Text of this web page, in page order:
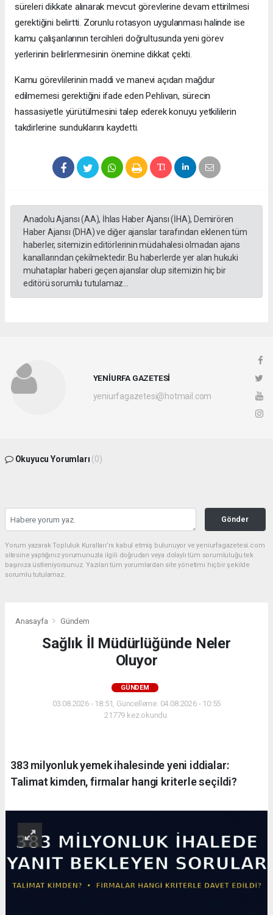
süreleri dikkate alınarak mevcut görevlerine devam ettirilmesi
gerektiğini belirtti. Zorunlu rotasyon uygulanması halinde ise
kamu çalışanlarının tercihleri doğrultusunda yeni görev
yerlerinin belirlenmesinin önemine dikkat çekti.
Kamu görevlilerinin maddi ve manevi açıdan mağdur
edilmemesi gerektiğini ifade eden Pehlivan, sürecin
hassasiyetle yürütülmesini talep ederek konuyu yetkililerin
takdirlerine sunduklarını kaydetti.
Anadolu Ajansı (AA), İhlas Haber Ajansı (İHA), Demirören
Haber Ajansı (DHA) ve diğer ajanslar tarafından eklenen tüm
haberler, sitemizin editörlerinin müdahalesi olmadan ajans
kanallarından çekilmektedir. Bu haberlerde yer alan hukuki
muhataplar haberi geçen ajanslar olup sitemizin hiç bir
editörü sorumlu tutulamaz...
YENİURFA GAZETESİ
yeniurfagazetesi@hotmail.com
Okuyucu Yorumları (0)
Gönder
Yorum yazarak Topluluk Kuralları’nı kabul etmiş bulunuyor ve yeniurfagazetesi.com
sitesine yaptığınız yorumunuzla ilgili doğrudan veya dolaylı tüm sorumluluğu tek
başınıza üstleniyorsunuz. Yazılan tüm yorumlardan site yönetimi hiçbir şekilde
sorumlu tutulamaz.
Anasayfa Gündem
Sağlık İl Müdürlüğünde Neler
Oluyor
GÜNDEM
03.08.2026 - 18:51, Güncelleme: 04.08.2026 - 10:55
21779 kez okundu.
383 milyonluk yemek ihalesinde yeni iddialar:
Talimat kimden, firmalar hangi kriterle seçildi?